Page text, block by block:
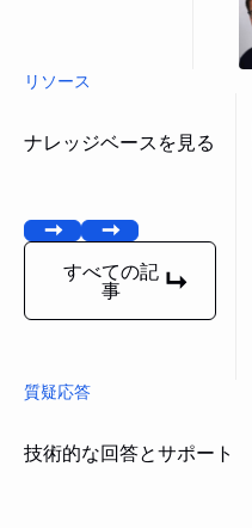
リソース
ナレッジベースを見る
前へ
[次へ]
すべての記事
すべての記
事
質疑応答
技術的な回答とサポート